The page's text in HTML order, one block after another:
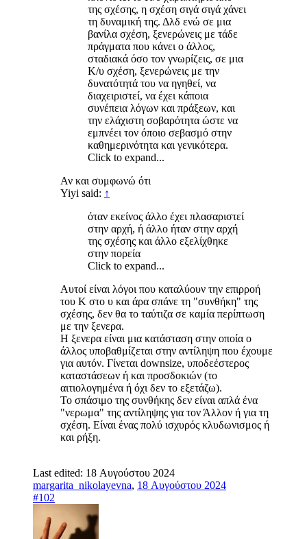
της σχέσης, η σχέση σιγά σιγά χάνει
τη δυναμική της. Δλδ ενώ σε μια
βανίλα σχέση, ξενερώνεις με τάδε
πράγματα που κάνει ο άλλος,
σταδιακά όσο τον γνωρίζεις, σε μια
K/υ σχέση, ξενερώνεις με την
δυνατότητά του να ηγηθεί, να
διαχειριστεί, να έχει κάποια
συνέπεια λόγων και πράξεων, και
την ελάχιστη σοβαρότητα ώστε να
εμπνέει τον όποιο σεβασμό στην
καθημερινότητα και γενικότερα.
Click to expand...
Αν και συμφωνώ ότι
Yiyi said: ↑
όταν εκείνος άλλο έχει πλασαριστεί
στην αρχή, ή άλλο ήταν στην αρχή
της σχέσης και άλλο εξελίχθηκε
στην πορεία
Click to expand...
Αυτοί είναι λόγοι που καταλύουν την επιρροή
του Κ στο υ και άρα σπάνε τη "συνθήκη" της
σχέσης, δεν θα το ταύτιζα σε καμία περίπτωση
με την ξενερα.
Η ξενερα είναι μια κατάσταση στην οποία ο
άλλος υποβαθμίζεται στην αντίληψη που έχουμε
για αυτόν. Γίνεται downsize, υποδεέστερος
καταστάσεων ή και προσδοκιών (το
αιτιολογημένα ή όχι δεν το εξετάζω).
Το σπάσιμο της συνθήκης δεν είναι απλά ένα
"νερωμα" της αντίληψης για τον Άλλον ή για τη
σχέση. Είναι ένας πολύ ισχυρός κλυδωνισμος ή
και ρήξη.
Last edited: 18 Αυγούστου 2024
margarita_nikolayevna, 18 Αυγούστου 2024
#102